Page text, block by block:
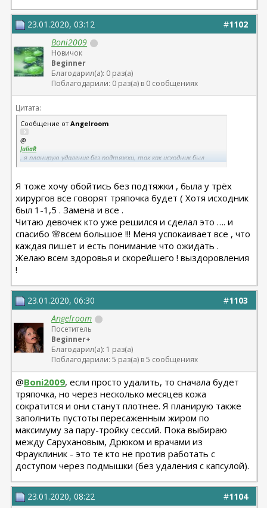
#1102
23.01.2020, 03:12
Boni2009
Новичок
Beginner
Благодарил(а): 0 раз(а)
Поблагодарили: 0 раз(а) в 0 сообщениях
Цитата:
Сообщение отAngelroom
@
JuliaR
, я планирую удаление без подтяжки, так как исходник был
сессий липофилинга, видела отличные результаты у девочек в
ветке по липофилу груди. Теперь осталось только найти хирурга,
который работает с подмышечным доступом (другой не
рассматриваю). Моя основная причина удаления - недавний
артрит, мой ревматолог сказал есть научные исследования о
возможной связи и рекомендовал на всяк случай убрать.
Я тоже хочу обойтись без подтяжки , была у трёх
хирургов все говорят тряпочка будет ( Хотя исходник
был 1-1,5 . Замена и все .
Читаю девочек кто уже решился и сделал это …. и
спасибо 🌸всем большое !!! Меня успокаивает все , что
каждая пишет и есть понимание что ожидать .
Желаю всем здоровья и скорейшего ! выздоровления
!
#1103
23.01.2020, 06:30
Angelroom
Посетитель
Beginner+
Благодарил(а): 1 раз(а)
Поблагодарили: 5 раз(а) в 5 сообщениях
@Boni2009, если просто удалить, то сначала будет
тряпочка, но через несколько месяцев кожа
сократится и они станут плотнее. Я планирую также
заполнить пустоты пересаженным жиром по
максимуму за пару-тройку сессий. Пока выбираю
между Сарухановым, Дрюком и врачами из
Фрауклиник - это те кто не против работать с
доступом через подмышки (без удаления с капсулой).
#1104
23.01.2020, 08:22